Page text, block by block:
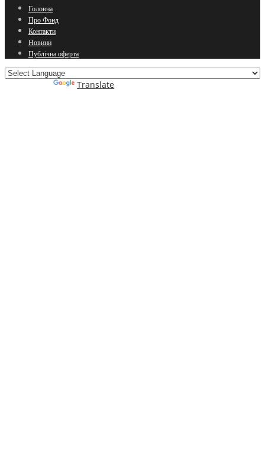
Головна
Про Фонд
Контакти
Новини
Публічна оферта
Translate